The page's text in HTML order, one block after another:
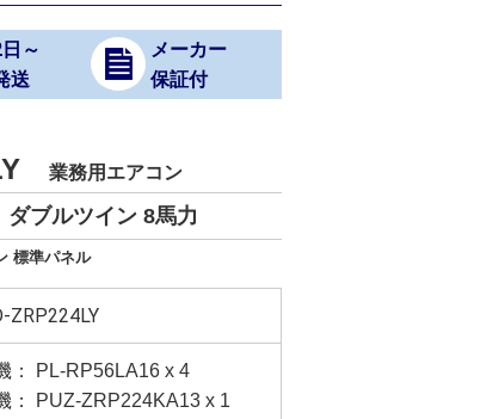
～
送
メーカー
保証付
業務用エアコン
ブルツイン 8馬力
標準パネル
ZRP224LY
： PL-RP56LA16 x 4
： PUZ-ZRP224KA13 x 1